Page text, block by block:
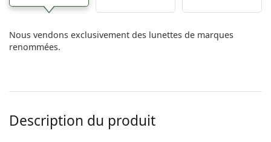
Nous vendons exclusivement des lunettes de marques
renommées.
Description du produit